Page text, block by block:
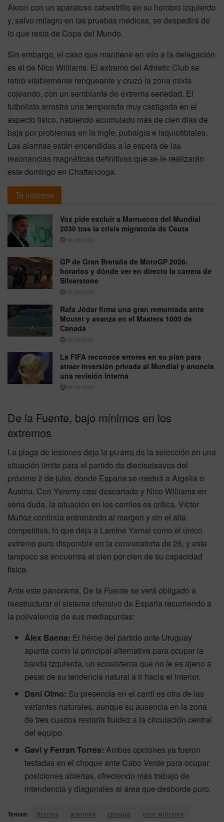
Akron con un aparatoso cabestrillo en su hombro izquierdo
y, salvo milagro en las pruebas médicas, se despedirá de
lo que resta de Copa del Mundo.
Sin embargo, el caso que mantiene en vilo a la delegación
es el de Nico Williams. El extremo del Athletic Club se
retiró visiblemente renqueante y cruzó la zona mixta
cojeando, con un semblante de extrema seriedad. El
futbolista arrastra una temporada muy castigada en el
aspecto físico, habiendo acumulado más de cien días de
baja por problemas en la ingle, pubalgia e isquiotibiales.
Las alarmas están encendidas a la espera de las
resonancias magnéticas definitivas que se le realizarán
este domingo en Chattanooga.
Te interesa
Vox pide excluir a Marruecos del Mundial
2030 tras la crisis migratoria de Ceuta
06/08/2026
GP de Gran Bretaña de MotoGP 2026:
horarios y dónde ver en directo la carrera de
Silverstone
06/08/2026
Rafa Jódar firma una gran remontada ante
Moutet y avanza en el Masters 1000 de
Canadá
06/08/2026
La FIFA reconoce errores en su plan para
atraer inversión privada al Mundial y anuncia
una revisión interna
06/08/2026
De la Fuente, bajo mínimos en los
extremos
La plaga de lesiones deja la pizarra de la selección en una
situación límite para el partido de dieciseisavos del
próximo 2 de julio, donde España se medirá a Argelia o
Austria. Con Yeremy casi descartado y Nico Williams en
seria duda, la situación en los carriles es crítica. Víctor
Muñoz continúa entrenando al margen y sin el alta
competitiva, lo que deja a Lamine Yamal como el único
extremo puro disponible en la convocatoria de 26, y este
tampoco se encuentra al cien por cien de su capacidad
física.
Ante este panorama, De la Fuente se verá obligado a
reestructurar el sistema ofensivo de España recurriendo a
la polivalencia de sus mediapuntas:
Álex Baena: El héroe del partido ante Uruguay
apunta como la principal alternativa para ocupar la
banda izquierda, un ecosistema que no le es ajeno a
pesar de su tendencia natural a ir hacia el interior.
Dani Olmo: Su presencia en el carril es otra de las
variantes naturales, aunque su ausencia en la zona
de tres cuartos restaría fluidez a la circulación central
del equipo.
Gavi y Ferran Torres: Ambas opciones ya fueron
testadas en el choque ante Cabo Verde para ocupar
posiciones abiertas, ofreciendo más trabajo de
intendencia y diagonales al área que desborde puro.
Temas: Alarma alarmas choque nico williams